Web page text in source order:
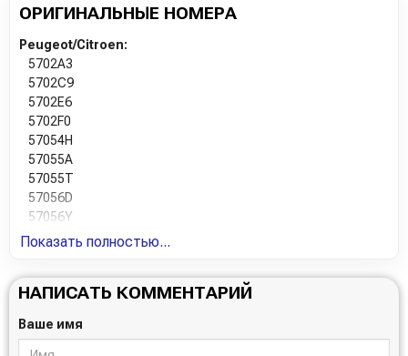
ОРИГИНАЛЬНЫЕ НОМЕРА
Peugeot/Citroen:
5702A3
5702C9
5702E6
5702F0
57054H
57055A
57055T
57056D
57056Y
57056Z
5705AQ
5705AW
5705EN
5705FA
Показать полностью...
НАПИСАТЬ КОММЕНТАРИЙ
Ваше имя